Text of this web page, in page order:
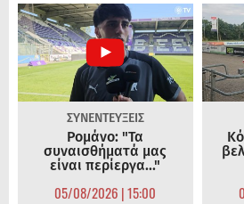
ΣΥΝΕΝΤΕΥΞΕΙΣ
Ρομάνο: "Τα
συναισθήματά μας
είναι περίεργα..."
05/08/2026 | 15:00